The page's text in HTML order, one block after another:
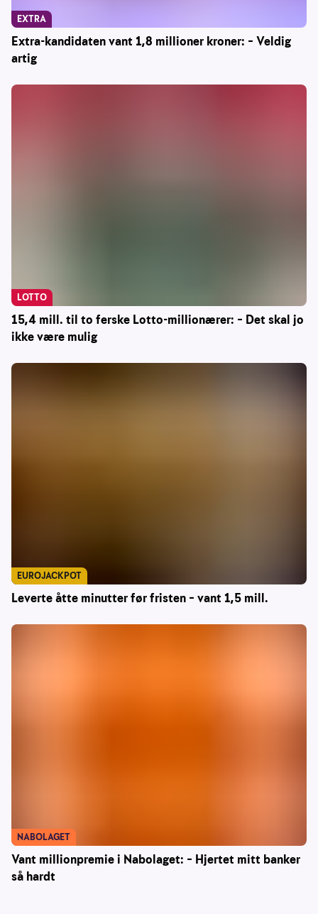
Extra-kandidaten vant 1,8 millioner kroner: – Veldig
artig
EXTRA
15,4 mill. til to ferske Lotto-millionærer: – Det skal jo
ikke være mulig
LOTTO
Leverte åtte minutter før fristen – vant 1,5 mill.
EUROJACKPOT
Vant millionpremie i Nabolaget: – Hjertet mitt banker
så hardt
NABOLAGET